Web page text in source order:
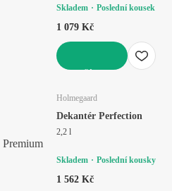
Skladem
Poslední kousek
1 079 Kč
Premium
Holmegaard
Dekantér Perfection
2,2 l
Skladem Poslední kousky
1 562 Kč